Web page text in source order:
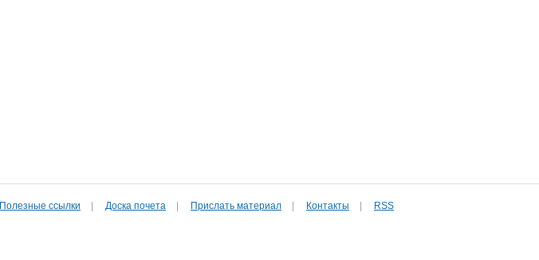
Полезные cсылки Доска почета Прислать материал Контакты RSS